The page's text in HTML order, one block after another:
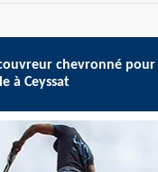
chevronné pour
à Ceyssat